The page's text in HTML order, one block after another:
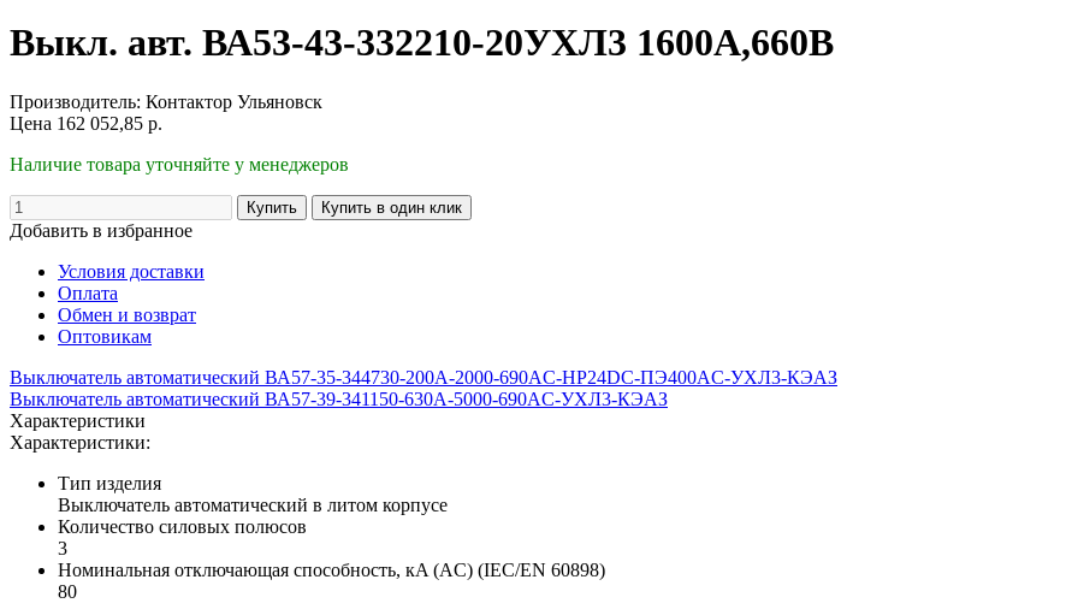
Выкл. авт. ВА53-43-332210-20УХЛ3 1600А,660В
Производитель: Контактор Ульяновск
Цена 162 052,85 р.
Наличие товара уточняйте у менеджеров
Добавить в избранное
Условия доставки
Оплата
Обмен и возврат
Оптовикам
Выключатель автоматический ВА57-35-344730-200А-2000-690AC-НР24DC-ПЭ400AC-УХЛ3-КЭАЗ
Выключатель автоматический ВА57-39-341150-630А-5000-690AC-УХЛ3-КЭАЗ
Характеристики
Характеристики:
Тип изделия
Выключатель автоматический в литом корпусе
Количество силовых полюсов
3
Номинальная отключающая способность, кA (AC) (IEC/EN 60898)
80